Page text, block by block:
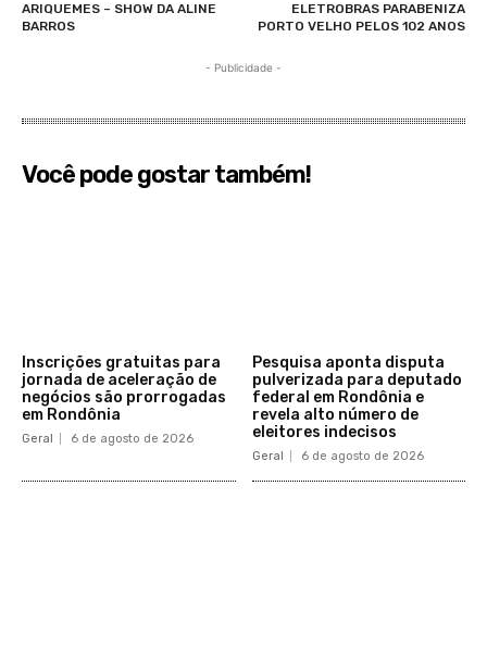
ARIQUEMES – SHOW DA ALINE
BARROS
ELETROBRAS PARABENIZA
PORTO VELHO PELOS 102 ANOS
- Publicidade -
Você pode gostar também!
Inscrições gratuitas para
jornada de aceleração de
negócios são prorrogadas
em Rondônia
Geral 6 de agosto de 2026
Pesquisa aponta disputa
pulverizada para deputado
federal em Rondônia e
revela alto número de
eleitores indecisos
Geral 6 de agosto de 2026